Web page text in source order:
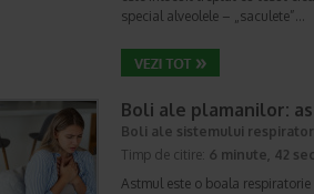
special alveolele – „saculete”…
Boli ale plamanilor:
Boli ale sistemului respirator
Timp de citire: 6 minute, 42
Astmul este o boala